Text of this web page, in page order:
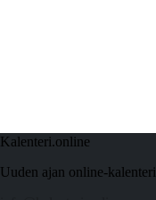
Kalenteri.online
Uuden ajan online-kalenteri